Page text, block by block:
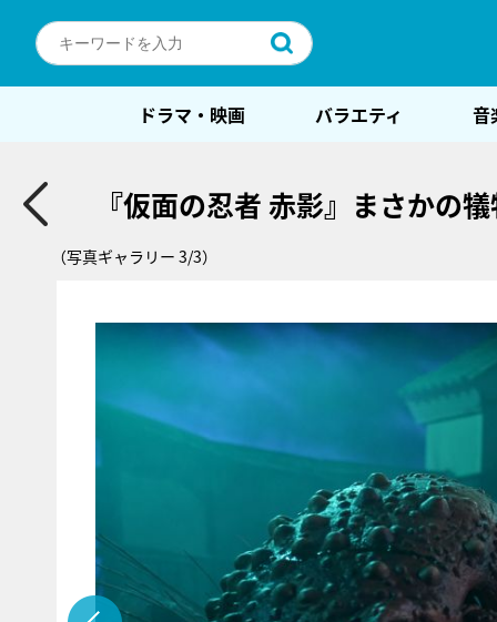
ドラマ・映画 バラエティ 音
『仮面の忍者 赤影』まさかの
（写真ギャラリー 3/3）